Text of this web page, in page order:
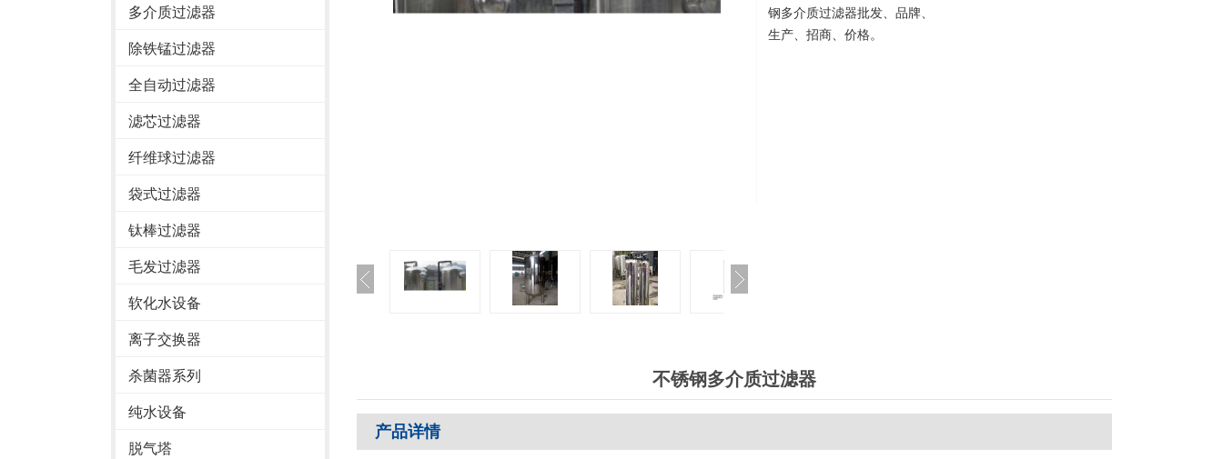
多介质过滤器
除铁锰过滤器
全自动过滤器
滤芯过滤器
纤维球过滤器
袋式过滤器
钛棒过滤器
毛发过滤器
软化水设备
离子交换器
杀菌器系列
纯水设备
脱气塔
钢多介质过滤器批发、品牌、
生产、招商、价格。
不锈钢多介质过滤器
产品详情